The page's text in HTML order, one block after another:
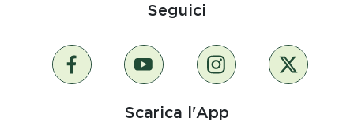
Seguici
Scarica l'App